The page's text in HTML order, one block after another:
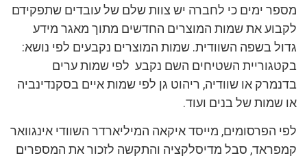
מספר ימים כי לחברה יש צוות שלם של עובדים שתפקידם
לקבוע את שמות המוצרים החדשים מתוך מאגר מידע
גדול בשפה השוודית. שמות המוצרים נקבעים לפי נושא:
בקטגוריית השטיחים השם נקבע לפי שמות ערים
בדנמרק או שוודיה, ריהוט גן לפי שמות איים בסקנדינביה
או שמות של בנים ועוד.
לפי הפרסומים, מייסד איקאה המיליארדר השוודי אינגוואר
קמפראד, סבל מדיסלקציה והתקשה לזכור את המספרים